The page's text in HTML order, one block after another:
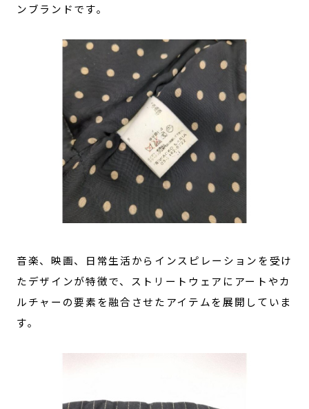
ンブランドです。
音楽、映画、日常生活からインスピレーションを受け
たデザインが特徴で、ストリートウェアにアートやカ
ルチャーの要素を融合させたアイテムを展開していま
す。